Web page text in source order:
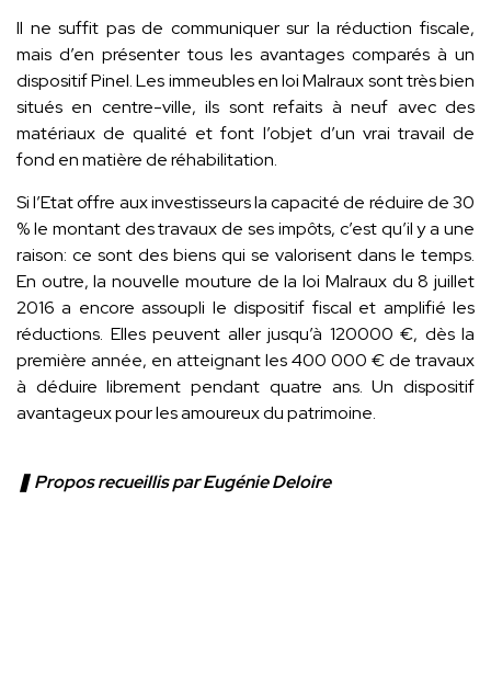
Il ne suffit pas de communiquer sur la réduction fiscale,
mais d’en présenter tous les avantages comparés à un
dispositif Pinel. Les immeubles en loi Malraux sont très bien
situés en centre-ville, ils sont refaits à neuf avec des
matériaux de qualité et font l’objet d’un vrai travail de
fond en matière de réhabilitation.
Si l’Etat offre aux investisseurs la capacité de réduire de 30
% le montant des travaux de ses impôts, c’est qu’il y a une
raison: ce sont des biens qui se valorisent dans le temps.
En outre, la nouvelle mouture de la loi Malraux du 8 juillet
2016 a encore assoupli le dispositif fiscal et amplifié les
réductions. Elles peuvent aller jusqu’à 120000 €, dès la
première année, en atteignant les 400 000 € de travaux
à déduire librement pendant quatre ans. Un dispositif
avantageux pour les amoureux du patrimoine.
❚ Propos recueillis par Eugénie Deloire